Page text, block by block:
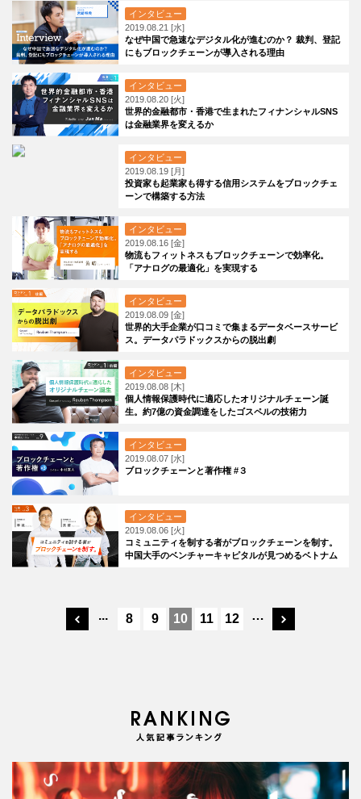
インタビュー
2019.08.21 [水]
なぜ中国で急速なデジタル化が進むのか？ 裁判、登記
にもブロックチェーンが導入される理由
インタビュー
2019.08.20 [火]
世界的金融都市・香港で生まれたフィナンシャルSNS
は金融業界を変えるか
インタビュー
2019.08.19 [月]
投資家も起業家も得する信用システムをブロックチェ
ーンで構築する方法
インタビュー
2019.08.16 [金]
物流もフィットネスもブロックチェーンで効率化。
「アナログの最適化」を実現する
インタビュー
2019.08.09 [金]
世界的大手企業が口コミで集まるデータベースサービ
ス。データパラドックスからの脱出劇
インタビュー
2019.08.08 [木]
個人情報保護時代に適応したオリジナルチェーン誕
生。約7億の資金調達をしたゴスペルの技術力
インタビュー
2019.08.07 [水]
ブロックチェーンと著作権 #３
インタビュー
2019.08.06 [火]
コミュニティを制する者がブロックチェーンを制す。
中国大手のベンチャーキャピタルが見つめるベトナム
... 8 9 10 11 12 …